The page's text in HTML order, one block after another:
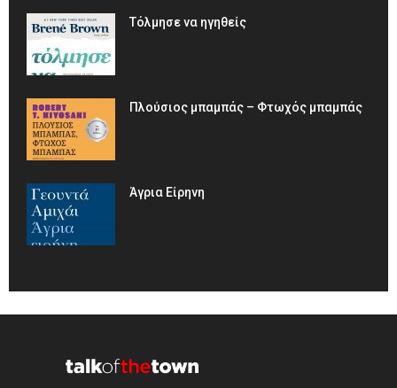
Τόλμησε να ηγηθείς
Πλούσιος μπαμπάς – Φτωχός μπαμπάς
Άγρια Είρηνη